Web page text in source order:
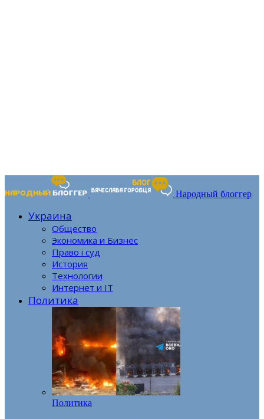
Народный блоггер
Украина
Общество
Экономика и Бизнес
Право і суд
История
Технологии
Интернет и IT
Политика
Политика